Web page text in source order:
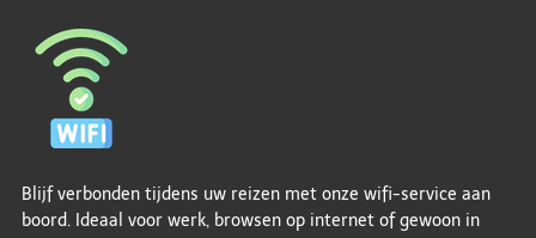
Blijf verbonden tijdens uw reizen met onze wifi-service aan
boord. Ideaal voor werk, browsen op internet of gewoon in